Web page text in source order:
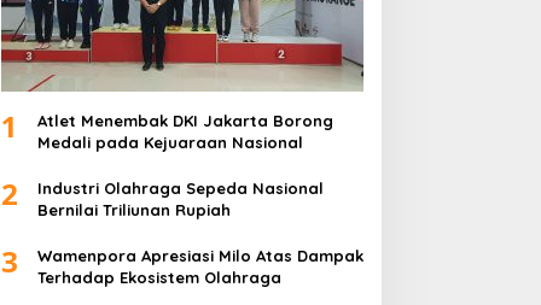
1
Atlet Menembak DKI Jakarta Borong
Medali pada Kejuaraan Nasional
2
Industri Olahraga Sepeda Nasional
Bernilai Triliunan Rupiah
3
Wamenpora Apresiasi Milo Atas Dampak
Terhadap Ekosistem Olahraga